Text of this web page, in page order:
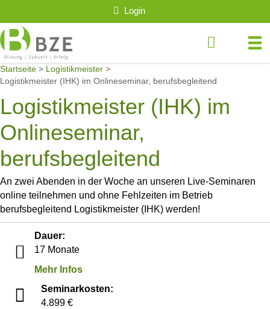
Login
Startseite > Logistikmeister >
Logistikmeister (IHK) im Onlineseminar, berufsbegleitend
Logistikmeister (IHK) im
Onlineseminar,
berufsbegleitend
An zwei Abenden in der Woche an unseren Live-Seminaren
online teilnehmen und ohne Fehlzeiten im Betrieb
berufsbegleitend Logistikmeister (IHK) werden!
Dauer:
17 Monate
Mehr Infos
Seminarkosten:
4.899 €